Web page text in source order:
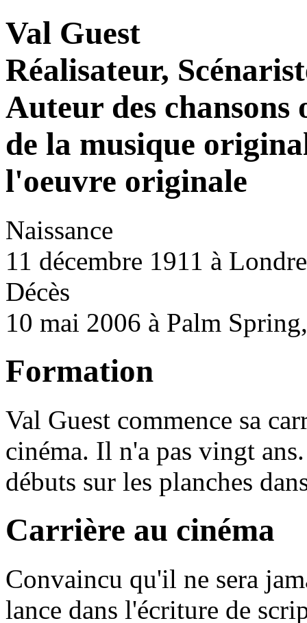
Val Guest
Réalisateur,
Auteur des
de la musique
l'oeuvre originale
Naissance
11 décembre 1911 à
Décès
10 mai 2006 à Palm
Formation
Val Guest commence sa
cinéma. Il n'a pas vingt
débuts sur les planches
Carrière au cinéma
Convaincu qu'il ne sera
lance dans l'écriture de